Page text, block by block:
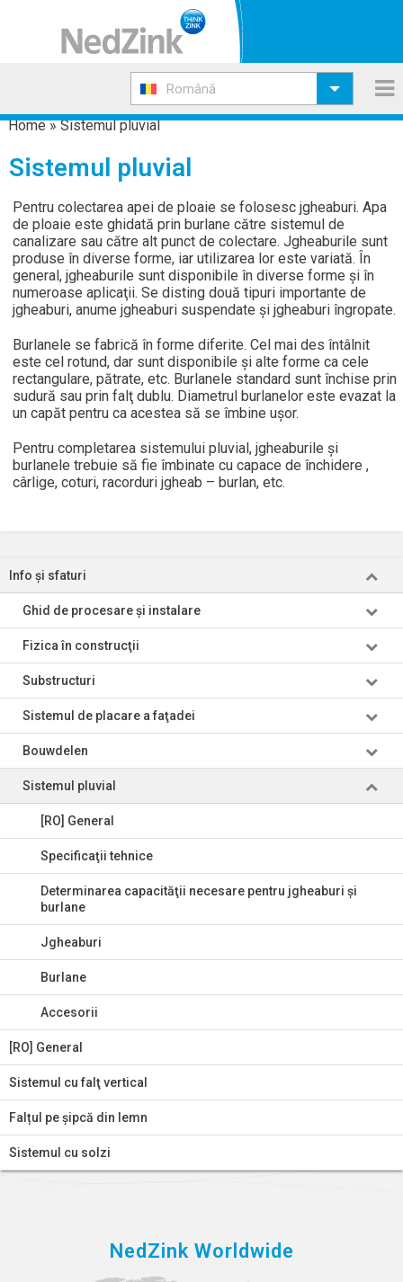
Română
Home»Sistemul pluvial
Sistemul pluvial
Pentru colectarea apei de ploaie se folosesc jgheaburi. Apa
de ploaie este ghidată prin burlane către sistemul de
canalizare sau către alt punct de colectare. Jgheaburile sunt
produse în diverse forme, iar utilizarea lor este variată. În
general, jgheaburile sunt disponibile în diverse forme şi în
numeroase aplicaţii. Se disting două tipuri importante de
jgheaburi, anume jgheaburi suspendate şi jgheaburi îngropate.
Burlanele se fabrică în forme diferite. Cel mai des întâlnit
este cel rotund, dar sunt disponibile şi alte forme ca cele
rectangulare, pătrate, etc. Burlanele standard sunt închise prin
sudură sau prin falţ dublu. Diametrul burlanelor este evazat la
un capăt pentru ca acestea să se îmbine ușor.
Pentru completarea sistemului pluvial, jgheaburile şi
burlanele trebuie să fie îmbinate cu capace de închidere ,
cârlige, coturi, racorduri jgheab – burlan, etc.
Info şi sfaturi
Ghid de procesare şi instalare
Fizica în construcţii
Substructuri
Sistemul de placare a faţadei
Bouwdelen
Sistemul pluvial
[RO] General
Specificaţii tehnice
Determinarea capacităţii necesare pentru jgheaburi şi
burlane
Jgheaburi
Burlane
Accesorii
[RO] General
Sistemul cu falţ vertical
Falțul pe șipcă din lemn
Sistemul cu solzi
NedZink Worldwide